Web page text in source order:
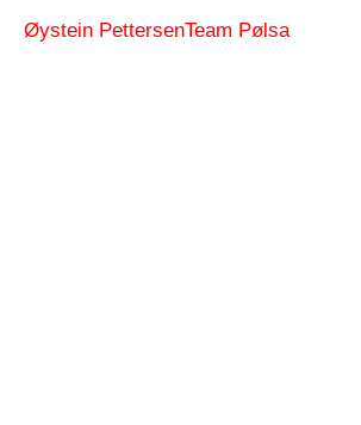
Øystein PettersenTeam Pølsa